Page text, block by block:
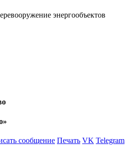
энергообъектов
сообщение Печать VK Telegram